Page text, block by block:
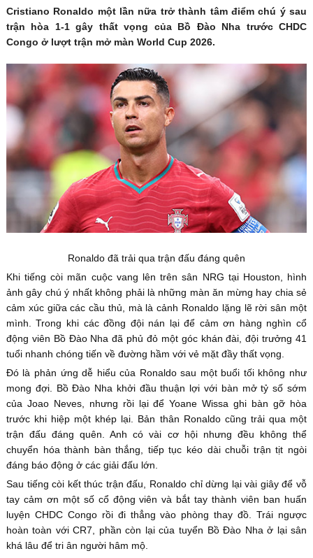
Cristiano Ronaldo một lần nữa trở thành tâm điểm chú ý sau
trận hòa 1-1 gây thất vọng của Bồ Đào Nha trước CHDC
Congo ở lượt trận mở màn World Cup 2026.
Ronaldo đã trải qua trận đấu đáng quên
Khi tiếng còi mãn cuộc vang lên trên sân NRG tại Houston, hình
ảnh gây chú ý nhất không phải là những màn ăn mừng hay chia sẻ
cảm xúc giữa các cầu thủ, mà là cảnh Ronaldo lặng lẽ rời sân một
mình. Trong khi các đồng đội nán lại để cảm ơn hàng nghìn cổ
động viên Bồ Đào Nha đã phủ đỏ một góc khán đài, đội trưởng 41
tuổi nhanh chóng tiến về đường hầm với vẻ mặt đầy thất vọng.
Đó là phản ứng dễ hiểu của Ronaldo sau một buổi tối không như
mong đợi. Bồ Đào Nha khởi đầu thuận lợi với bàn mở tỷ số sớm
của Joao Neves, nhưng rồi lại để Yoane Wissa ghi bàn gỡ hòa
trước khi hiệp một khép lại. Bản thân Ronaldo cũng trải qua một
trận đấu đáng quên. Anh có vài cơ hội nhưng đều không thể
chuyển hóa thành bàn thắng, tiếp tục kéo dài chuỗi trận tịt ngòi
đáng báo động ở các giải đấu lớn.
Sau tiếng còi kết thúc trận đấu, Ronaldo chỉ dừng lại vài giây để vỗ
tay cảm ơn một số cổ động viên và bắt tay thành viên ban huấn
luyện CHDC Congo rồi đi thẳng vào phòng thay đồ. Trái ngược
hoàn toàn với CR7, phần còn lại của tuyển Bồ Đào Nha ở lại sân
khá lâu để tri ân người hâm mộ.